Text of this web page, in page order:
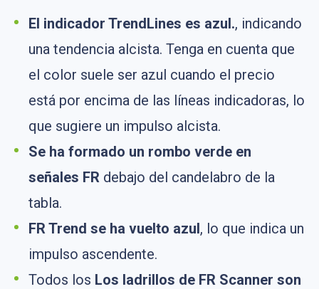
El indicador TrendLines es azul., indicando
una tendencia alcista. Tenga en cuenta que
el color suele ser azul cuando el precio
está por encima de las líneas indicadoras, lo
que sugiere un impulso alcista.
Se ha formado un rombo verde en
señales FR debajo del candelabro de la
tabla.
FR Trend se ha vuelto azul, lo que indica un
impulso ascendente.
Todos los Los ladrillos de FR Scanner son